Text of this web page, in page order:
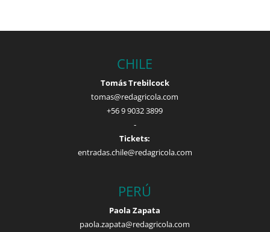
CHILE
Tomás Trebilcock
tomas@redagricola.com
+56 9 9032 3899
-
Tickets:
entradas.chile@redagricola.com
PERÚ
Paola Zapata
paola.zapata@redagricola.com